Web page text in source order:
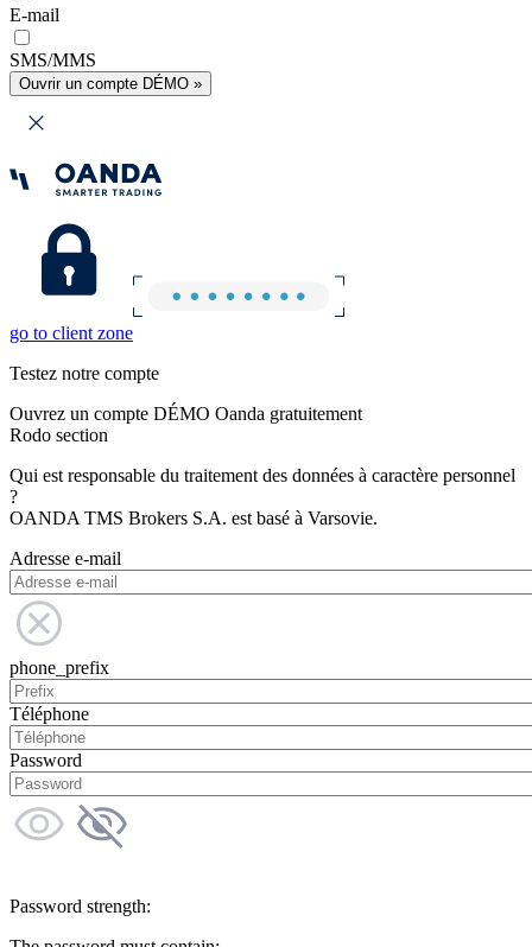
E-mail
SMS/MMS
Ouvrir un compte DÉMO »
go to client zone
Testez notre compte
Ouvrez un compte DÉMO Oanda gratuitement
Rodo section
Qui est responsable du traitement des données à caractère personnel
?
OANDA TMS Brokers S.A. est basé à Varsovie.
Adresse e-mail
phone_prefix
Téléphone
Password
Password strength: